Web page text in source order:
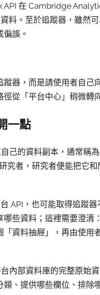
在 Cambridge
料。至於追蹤器，雖然
誤。
器，而是請使用者自己
從「平台中心」稍微轉
一點
己的資料副本，通常稱為
究者，研究者便能把它
API，也可能取得追蹤
些資料；這裡需要澄清
資料抽屜」，再由使用
內部資料庫的完整原始資
、提供哪些欄位、排除